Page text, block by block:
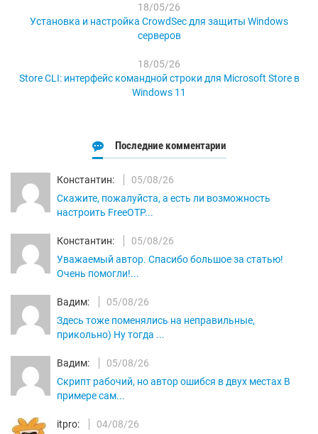
18/05/26
Установка и настройка CrowdSec для защиты Windows
серверов
18/05/26
Store CLI: интерфейс командной строки для Microsoft Store в
Windows 11
Последние комментарии
Константин:
05/08/26
Скажите, пожалуйста, а есть ли возможность
настроить FreeOTP...
Константин:
05/08/26
Уважаемый автор. Спасибо большое за статью!
Очень помогли!...
Вадим:
05/08/26
Здесь тоже поменялись на неправильные,
прикольно) Ну тогда ...
Вадим:
05/08/26
Скрипт рабочий, но автор ошибся в двух местах В
примере сам...
itpro:
04/08/26